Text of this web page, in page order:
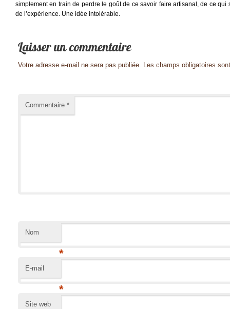
simplement en train de perdre le goût de ce savoir faire artisanal, de ce qui
de l’expérience. Une idée intolérable.
Votre adresse e-mail ne sera pas publiée. Les champs obligatoires
Commentaire *
Nom
*
E-mail
*
Site web